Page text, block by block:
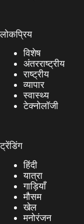
लोकप्रिय
विशेष
अंतरराष्ट्रीय
राष्ट्रीय
व्यापार
स्वास्थ्य
टेक्नोलॉजी
ट्रेंडिंग
हिंदी
यात्रा
गाड़ियाँ
मौसम
खेल
मनोरंजन